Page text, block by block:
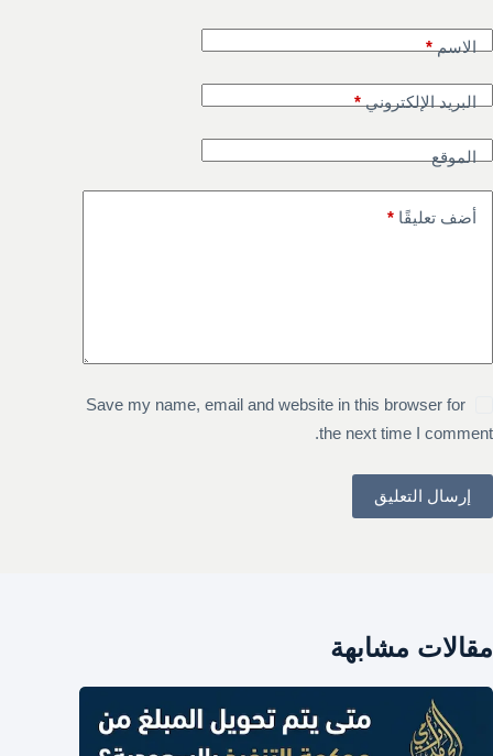
الاسم*
البريد الإلكتروني*
الموقع
أضف تعليقًا *
Save my name, email and website in this browser for
the next time I comment.
إرسال التعليق
مقالات مشابهة